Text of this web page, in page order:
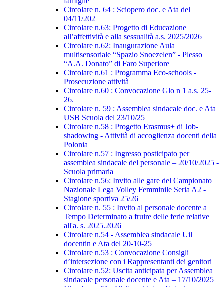
Circolare n. 64 : Sciopero doc. e Ata del
04/11/202
Circolare n.63: Progetto di Educazione
all’affettività e alla sessualità a.s. 2025/2026
Circolare n.62: Inaugurazione Aula
multisensoriale “Spazio Snoezelen” - Plesso
“A.A. Donato” di Faro Superiore
Circolare n.61 : Programma Eco-schools -
Prosecuzione attività
Circolare n.60 : Convocazione Glo n 1 a.s. 25-
26.
Circolare n. 59 : Assemblea sindacale doc. e Ata
USB Scuola del 23/10/25
Circolare n.58 : Progetto Erasmus+ di Job-
shadowing - Attività di accoglienza docenti della
Polonia
Circolare n.57 : Ingresso posticipato per
assemblea sindacale del personale – 20/10/2025 -
Scuola primaria
Circolare n.56: Invito alle gare del Campionato
Nazionale Lega Volley Femminile Seria A2 -
Stagione sportiva 25/26
Circolare n. 55 : Invito al personale docente a
Tempo Determinato a fruire delle ferie relative
all'a. s. 2025.2026
Circolare n.54 - Assemblea sindacale Uil
docentin e Ata del 20-10-25
Circolare n.53 : Convocazione Consigli
d’intersezione con i Rappresentanti dei genitori
Circolare n.52: Uscita anticipata per Assemblea
sindacale personale docente e Ata – 17/10/2025